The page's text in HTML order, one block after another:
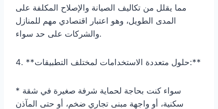
مما يقلل من تكاليف الصيانة والإصلاح المكلفة على
المدى الطويل، وهو اعتبار اقتصادي مهم للمنازل
والشركات على حد سواء.
4. **حلول متعددة الاستخدامات لمختلف التطبيقات:**
* سواء كنت بحاجة لحماية شرفة صغيرة في شقة
سكنية، أو واجهة مبنى تجاري ضخم، أو حتى المآذن